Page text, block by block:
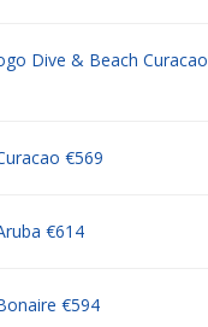
Dive & Beach Curacao
€569
€614
€594